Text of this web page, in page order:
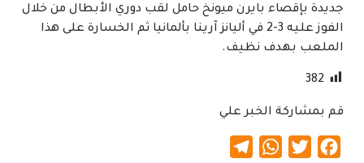
جديدة بإقصاء بايرن ميونخ حامل لقب دوري الأبطال من خلال
الفوز عليه 3-2 في أليانز آرينا بألمانيا ثم الخسارة على هذا
الملعب بهدف نظيف.
382
قم بمشاركة الخبر علي
Facebook
Twitter
WhatsApp